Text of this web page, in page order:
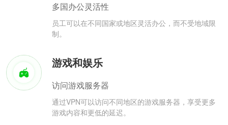
多国办公灵活性
员工可以在不同国家或地区灵活办公，而不受地域限
制。
游戏和娱乐
访问游戏服务器
通过VPN可以访问不同地区的游戏服务器，享受更多
游戏内容和更低的延迟。